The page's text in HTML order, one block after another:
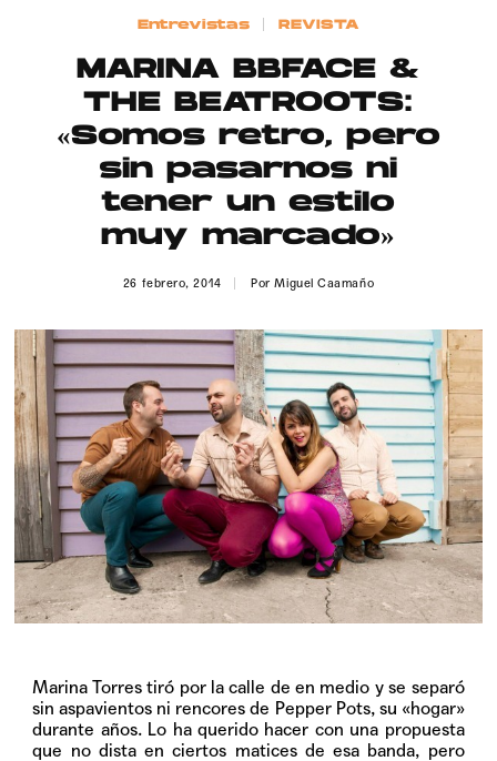
Contacto
Aviso Legal
© 2015-2022 UMOMAG. PROPIEDAD DE UMO agency. TODOS LOS
Entrevistas REVISTA
MARINA BBFACE &
THE BEATROOTS:
«Somos retro, pero
sin pasarnos ni
tener un estilo
muy marcado»
26 febrero, 2014 PorMiguel Caamaño
Marina Torres tiró por la calle de en medio y se separó
sin aspavientos ni rencores de Pepper Pots, su «hogar»
durante años. Lo ha querido hacer con una propuesta
que no dista en ciertos matices de esa banda, pero